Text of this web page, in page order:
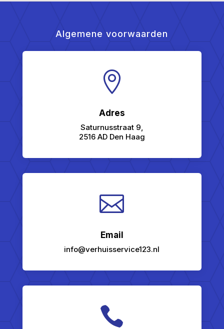
Algemene voorwaarden

Adres
Saturnusstraat 9,
2516 AD Den Haag

Email
info@verhuisservice123.nl
